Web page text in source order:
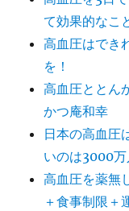
て効果的なこ
高血圧はでき
を！
高血圧ととん
かつ庵和幸
日本の高血圧
いのは3000万
高血圧を薬無
＋食事制限＋